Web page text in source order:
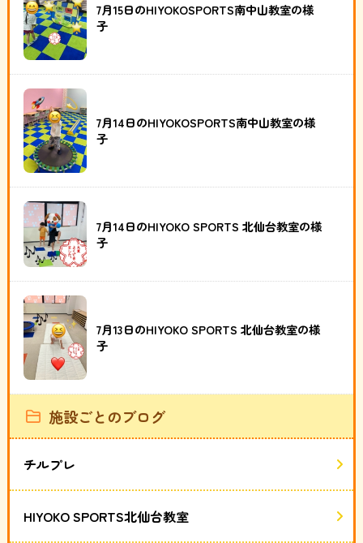
7月15日のHIYOKOSPORTS南中山教室の様
子
7月14日のHIYOKOSPORTS南中山教室の様
子
7月14日のHIYOKO SPORTS 北仙台教室の様
子
7月13日のHIYOKO SPORTS 北仙台教室の様
子
施設ごとのブログ
チルプレ
HIYOKO SPORTS北仙台教室